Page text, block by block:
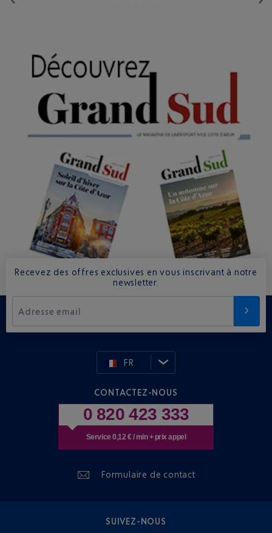
Recevez des offres exclusives en vous inscrivant à notre
newsletter.
Adresse email
FR
CONTACTEZ-NOUS
0 820 423 333
Service 0,12 € / min + prix appel
Formulaire de contact
SUIVEZ-NOUS